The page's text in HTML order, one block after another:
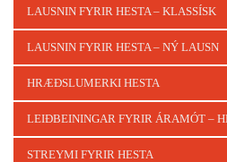
LAUSNIN FYRIR HESTA – KLASSÍSK
LAUSNIN FYRIR HESTA – NÝ LAUSN
HRÆÐSLUMERKI HESTA
LEIÐBEININGAR FYRIR ÁRAMÓT –
STREYMI FYRIR HESTA